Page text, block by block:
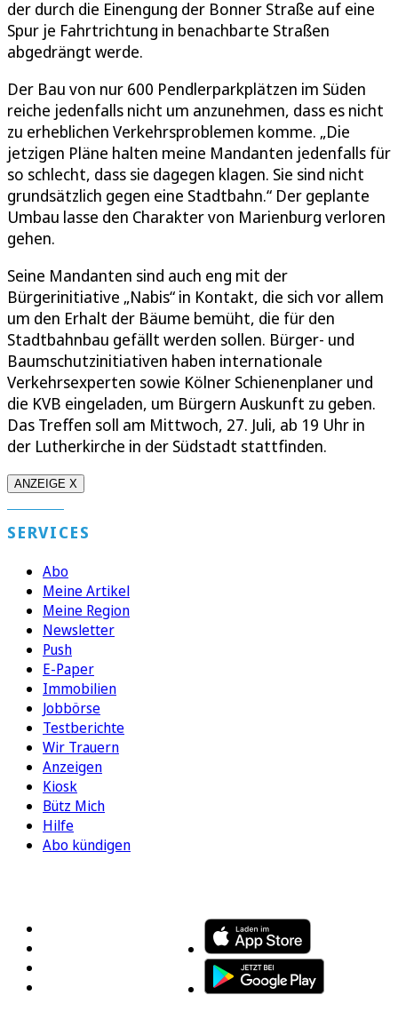
der durch die Einengung der Bonner Straße auf eine
Spur je Fahrtrichtung in benachbarte Straßen
abgedrängt werde.
Der Bau von nur 600 Pendlerparkplätzen im Süden
reiche jedenfalls nicht um anzunehmen, dass es nicht
zu erheblichen Verkehrsproblemen komme. „Die
jetzigen Pläne halten meine Mandanten jedenfalls für
so schlecht, dass sie dagegen klagen. Sie sind nicht
grundsätzlich gegen eine Stadtbahn.“ Der geplante
Umbau lasse den Charakter von Marienburg verloren
gehen.
Seine Mandanten sind auch eng mit der
Bürgerinitiative „Nabis“ in Kontakt, die sich vor allem
um den Erhalt der Bäume bemüht, die für den
Stadtbahnbau gefällt werden sollen. Bürger- und
Baumschutzinitiativen haben internationale
Verkehrsexperten sowie Kölner Schienenplaner und
die KVB eingeladen, um Bürgern Auskunft zu geben.
Das Treffen soll am Mittwoch, 27. Juli, ab 19 Uhr in
der Lutherkirche in der Südstadt stattfinden.
ANZEIGE X
SERVICES
Abo
Meine Artikel
Meine Region
Newsletter
Push
E-Paper
Immobilien
Jobbörse
Testberichte
Wir Trauern
Anzeigen
Kiosk
Bütz Mich
Hilfe
Abo kündigen